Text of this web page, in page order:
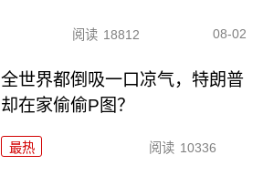
阅读 18812 08-02
全世界都倒吸一口凉气，特朗普
却在家偷偷P图？
最热 阅读 10336